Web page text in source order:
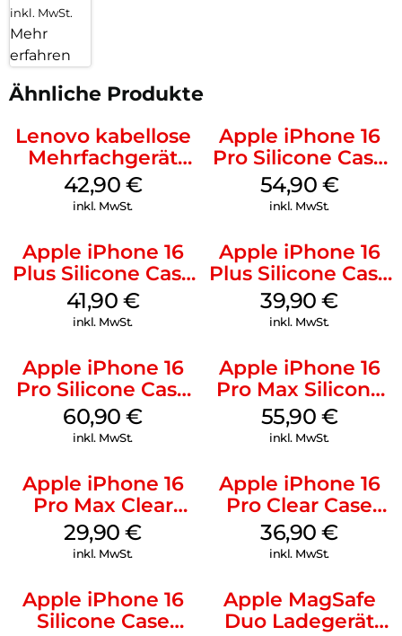
inkl. MwSt.
Mehr
erfahren
Ähnliche Produkte
Lenovo kabellose
Mehrfachgerät
Luna Grey
42,90 €
inkl. MwSt.
Apple iPhone 16
Pro Silicone Case
MagSafe Black
54,90 €
inkl. MwSt.
Apple iPhone 16
Plus Silicone Case
MagSafe Stone
Gray
41,90 €
inkl. MwSt.
Apple iPhone 16
Plus Silicone Case
MagSafe Plum
39,90€
inkl. MwSt.
Apple iPhone 16
Pro Silicone Case
MagSafe Stone
Gray
60,90€
inkl. MwSt.
Apple iPhone 16
Pro Max Silicone
Case MagSafe
Stone Gray
55,90 €
inkl. MwSt.
Apple iPhone 16
Pro Max Clear
Case MagSafe
Transparent
29,90€
inkl. MwSt.
Apple iPhone 16
Pro Clear Case
MagSafe
Transparent
36,90€
inkl. MwSt.
Apple iPhone 16
Silicone Case
Apple MagSafe
Duo Ladegerät